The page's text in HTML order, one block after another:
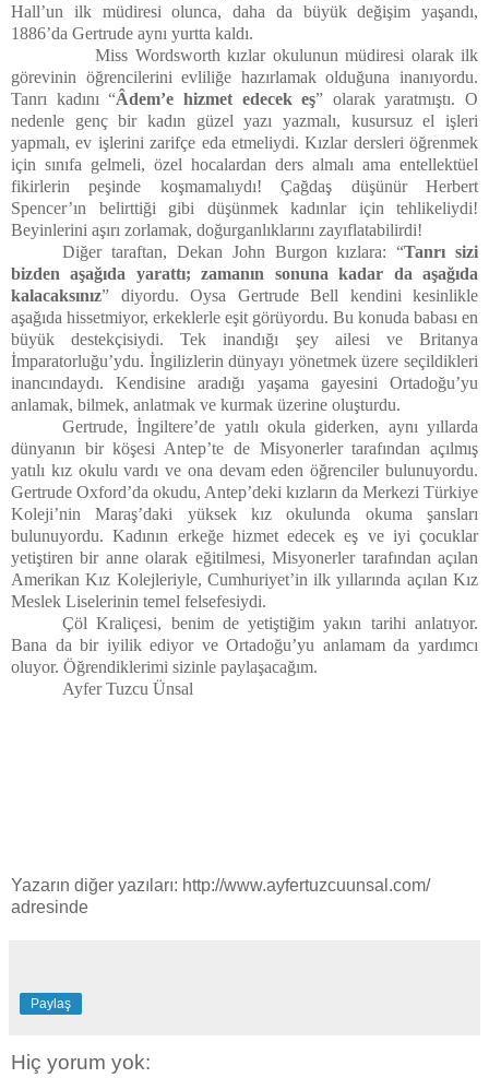
Hall’un ilk müdiresi olunca, daha da büyük değişim yaşandı,
1886’da Gertrude aynı yurtta kaldı.
Miss Wordsworth kızlar okulunun müdiresi olarak ilk
görevinin öğrencilerini evliliğe hazırlamak olduğuna inanıyordu.
Tanrı kadını “Âdem’e hizmet edecek eş” olarak yaratmıştı. O
nedenle genç bir kadın güzel yazı yazmalı, kusursuz el işleri
yapmalı, ev işlerini zarifçe eda etmeliydi. Kızlar dersleri öğrenmek
için sınıfa gelmeli, özel hocalardan ders almalı ama entellektüel
fikirlerin peşinde koşmamalıydı! Çağdaş düşünür Herbert
Spencer’ın belirttiği gibi düşünmek kadınlar için tehlikeliydi!
Beyinlerini aşırı zorlamak, doğurganlıklarını zayıflatabilirdi!
Diğer taraftan, Dekan John Burgon kızlara: “Tanrı sizi
bizden aşağıda yarattı; zamanın sonuna kadar da aşağıda
kalacaksınız” diyordu. Oysa Gertrude Bell kendini kesinlikle
aşağıda hissetmiyor, erkeklerle eşit görüyordu. Bu konuda babası en
büyük destekçisiydi. Tek inandığı şey ailesi ve Britanya
İmparatorluğu’ydu. İngilizlerin dünyayı yönetmek üzere seçildikleri
inancındaydı. Kendisine aradığı yaşama gayesini Ortadoğu’yu
anlamak, bilmek, anlatmak ve kurmak üzerine oluşturdu.
Gertrude, İngiltere’de yatılı okula giderken, aynı yıllarda
dünyanın bir köşesi Antep’te de Misyonerler tarafından açılmış
yatılı kız okulu vardı ve ona devam eden öğrenciler bulunuyordu.
Gertrude Oxford’da okudu, Antep’deki kızların da Merkezi Türkiye
Koleji’nin Maraş’daki yüksek kız okulunda okuma şansları
bulunuyordu. Kadının erkeğe hizmet edecek eş ve iyi çocuklar
yetiştiren bir anne olarak eğitilmesi, Misyonerler tarafından açılan
Amerikan Kız Kolejleriyle, Cumhuriyet’in ilk yıllarında açılan Kız
Meslek Liselerinin temel felsefesiydi.
Çöl Kraliçesi, benim de yetiştiğim yakın tarihi anlatıyor.
Bana da bir iyilik ediyor ve Ortadoğu’yu anlamam da yardımcı
oluyor. Öğrendiklerimi sizinle paylaşacağım.
Ayfer Tuzcu Ünsal
Yazarın diğer yazıları: http://www.ayfertuzcuunsal.com/
adresinde
Paylaş
Hiç yorum yok: